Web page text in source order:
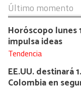
Último momento
Horóscopo lunes
impulsa ideas
Tendencia
EE.UU.
Colombia en